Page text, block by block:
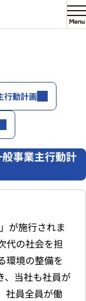
Menu
行動計画
事業主行動計
が施行されま
代の社会を担
環境の整備を
、当社も社員が
社員全員が働